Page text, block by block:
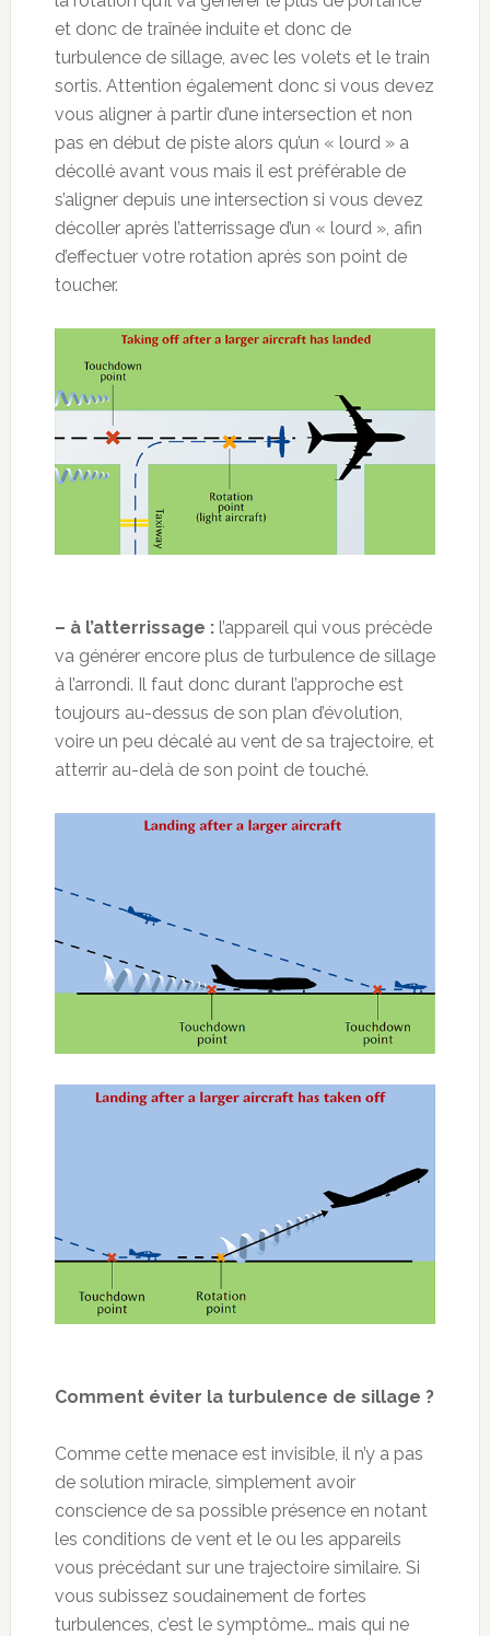
et donc de traînée induite et donc de
turbulence de sillage, avec les volets et le train
sortis. Attention également donc si vous devez
vous aligner à partir d’une intersection et non
pas en début de piste alors qu’un « lourd » a
décollé avant vous mais il est préférable de
s’aligner depuis une intersection si vous devez
décoller après l’atterrissage d’un « lourd », afin
d’effectuer votre rotation après son point de
toucher.
– à l’atterrissage :l’appareil qui vous précède
va générer encore plus de turbulence de sillage
à l’arrondi. Il faut donc durant l’approche est
toujours au-dessus de son plan d’évolution,
voire un peu décalé au vent de sa trajectoire, et
atterrir au-delà de son point de touché.
Comment éviter la turbulence de sillage ?
Comme cette menace est invisible, il n’y a pas
de solution miracle, simplement avoir
conscience de sa possible présence en notant
les conditions de vent et le ou les appareils
vous précédant sur une trajectoire similaire. Si
vous subissez soudainement de fortes
turbulences, c’est le symptôme… mais qui ne